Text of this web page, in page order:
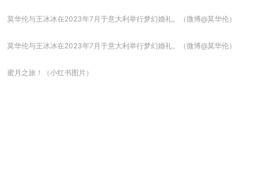
莫华伦与王冰冰在2023年7月于意大利举行梦幻婚礼。（微博@莫华伦）
莫华伦与王冰冰在2023年7月于意大利举行梦幻婚礼。（微博@莫华伦）
蜜月之旅！（小红书图片）